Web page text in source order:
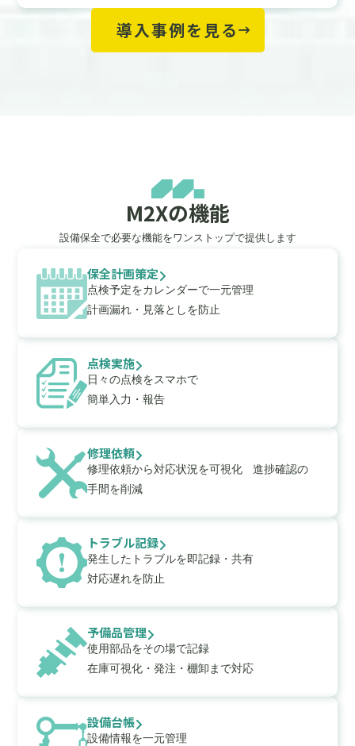
導入事例を見る
M2Xの機能
設備保全で必要な機能をワンストップで提供します
保全計画策定
点検予定をカレンダーで一元管理
計画漏れ・見落としを防止
点検実施
日々の点検をスマホで
簡単入力・報告
修理依頼
修理依頼から対応状況を可視化 進捗確認の
手間を削減
トラブル記録
発生したトラブルを即記録・共有
対応遅れを防止
予備品管理
使用部品をその場で記録
在庫可視化・発注・棚卸まで対応
設備台帳
設備情報を一元管理